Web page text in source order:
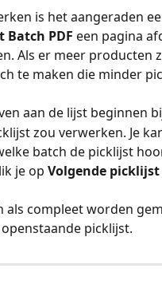
is het aangeraden
Batch PDF een pagina
Als er meer producten
te maken die minder
aan de lijst beginnen
zou verwerken. Je
batch de picklijst
je op Volgende picklijst
als compleet worden
picklijst.